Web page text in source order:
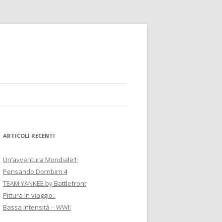
ARTICOLI RECENTI
Un’avventura Mondiale!!!
Pensando Dornbirn 4
TEAM YANKEE by Battlefront
Pittura in viaggio..
Bassa Intensità – WWII